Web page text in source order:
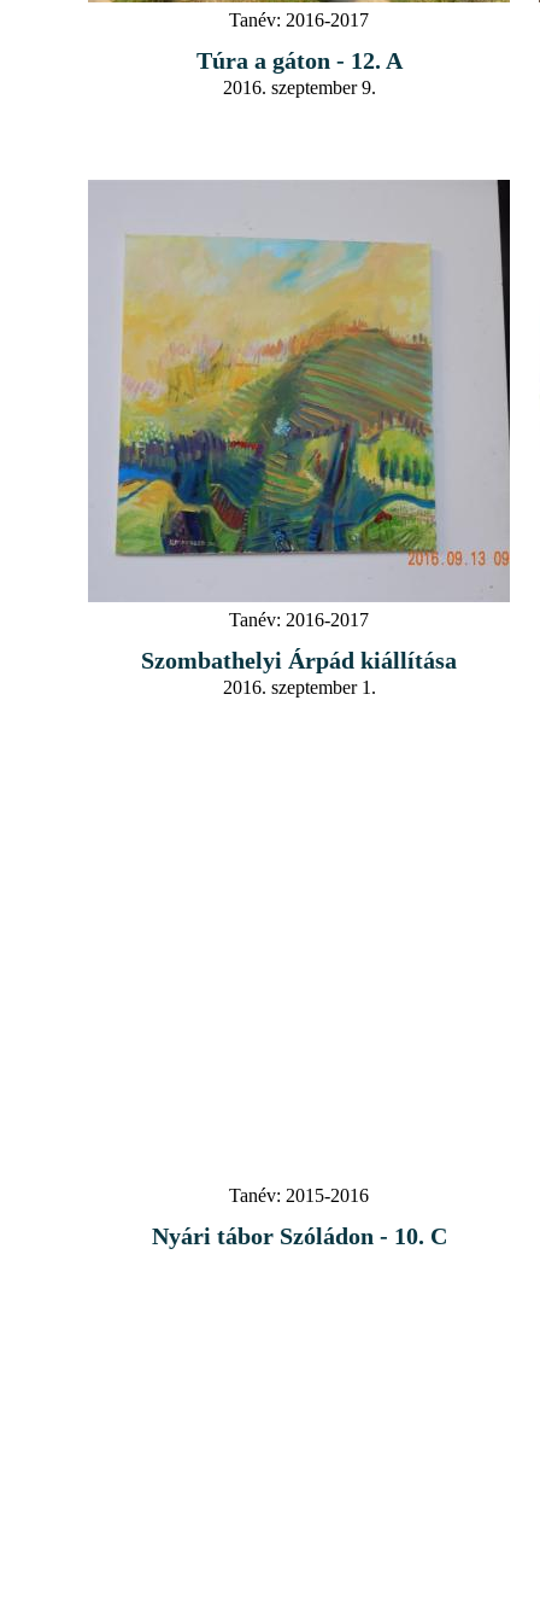
Tanév: 2016-2017
Túra a gáton - 12. A
2016. szeptember 9.
Tanév: 2016-2017
Szombathelyi Árpád kiállítása
2016. szeptember 1.
Tanév: 2015-2016
Nyári tábor Szóládon - 10. C